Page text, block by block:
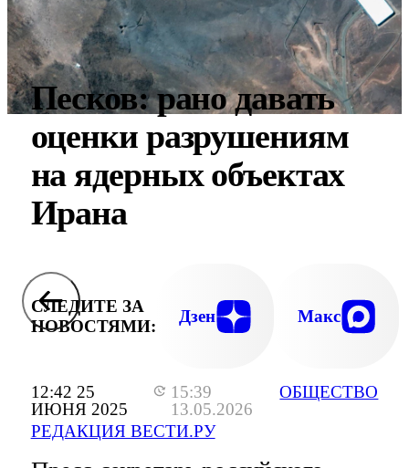
12:42 25
ИЮНЯ 2025
15:39
13.05.2026
РЕДАКЦИЯ ВЕСТИ.РУ
ОБЩЕСТВО
Песков: рано давать
оценки разрушениям
на ядерных объектах
Ирана
СЛЕДИТЕ ЗА
НОВОСТЯМИ:
Дзен Макс